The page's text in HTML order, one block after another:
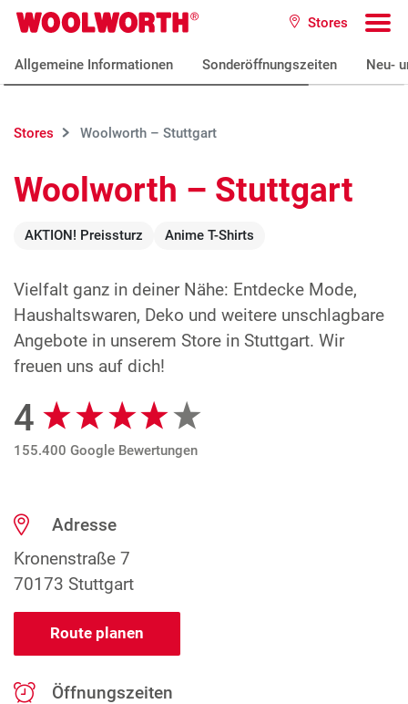
Zum Hauptinhalt
Woolworth GmbH Stores
Allgemeine Informationen Sonderöffnungszeiten Neu-
Stores Woolworth – Stuttgart
Woolworth – Stuttgart
AKTION! Preissturz Anime T-Shirts
Vielfalt ganz in deiner Nähe: Entdecke Mode,
Haushaltswaren, Deko und weitere unschlagbare
Angebote in unserem Store in Stuttgart. Wir
freuen uns auf dich!
Google Bewertungen
4
155.400 Google Bewertungen
Adresse
Kronenstraße 7
70173 Stuttgart
Route planen
Öffnungszeiten